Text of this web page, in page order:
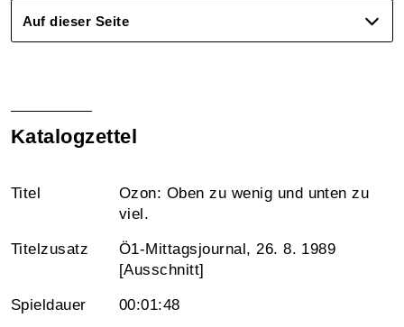
Auf dieser Seite
Katalogzettel
Titel
Ozon: Oben zu wenig und unten zu
viel.
Titelzusatz
Ö1-Mittagsjournal, 26. 8. 1989
[Ausschnitt]
Spieldauer 00:01:48